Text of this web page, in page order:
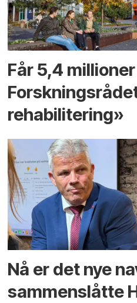
Får 5,4
rehabilitering»
Nå er det nye
sammenslåtte